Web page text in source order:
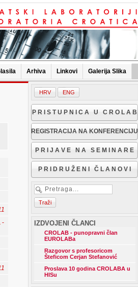
Arhiva Linkovi Galerija Slika
-
P R I S T U P N I C A U C R O L A B
REGISTRACIJA NA KONFERENCIJU
P R I J A V E N A S E M I N A R E
P R I D R U Ž E N I Č L A N O V I
IZDVOJENI ČLANCI
CROLAB - punopravni član
EUROLABa
Razgovor s profesoricom
Šteficom Cerjan Stefanović
Proslava 10 godina CROLABA u
HISu